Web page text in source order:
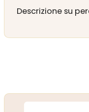
Descrizione su